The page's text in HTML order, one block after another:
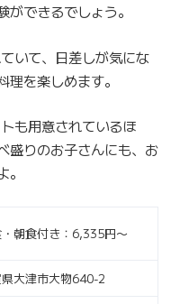
できるでしょう。
いて、日差しが気にな
を楽しめます。
も用意されているほ
盛りのお子さんにも、お
朝食付き：6,335円〜
大津市大物640-2